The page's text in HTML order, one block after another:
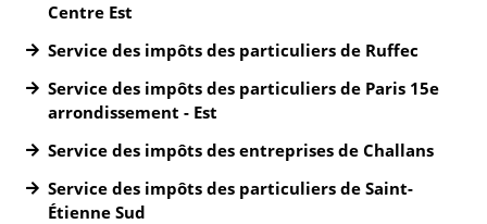
Centre Est
Service des impôts des particuliers de Ruffec
Service des impôts des particuliers de Paris 15e
arrondissement - Est
Service des impôts des entreprises de Challans
Service des impôts des particuliers de Saint-
Étienne Sud